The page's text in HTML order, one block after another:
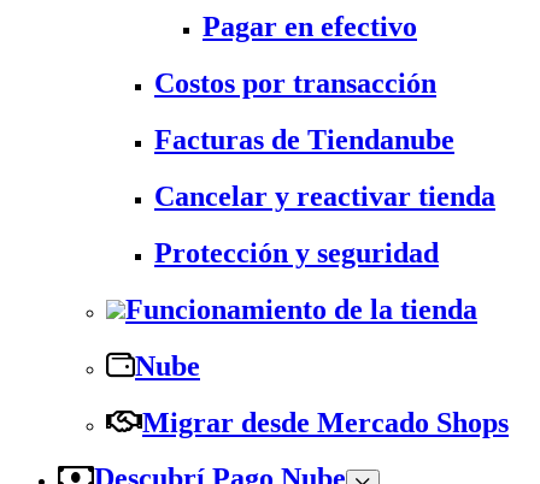
Pagar en efectivo
Costos por transacción
Facturas de Tiendanube
Cancelar y reactivar tienda
Protección y seguridad
Funcionamiento de la tienda
Nube
Migrar desde Mercado Shops